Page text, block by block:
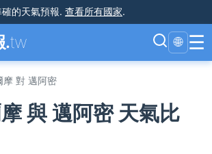
確的天氣預報. 查看所有國家.
.tw 🌐 ☰
摩 對 邁阿密
與 邁阿密 天氣比